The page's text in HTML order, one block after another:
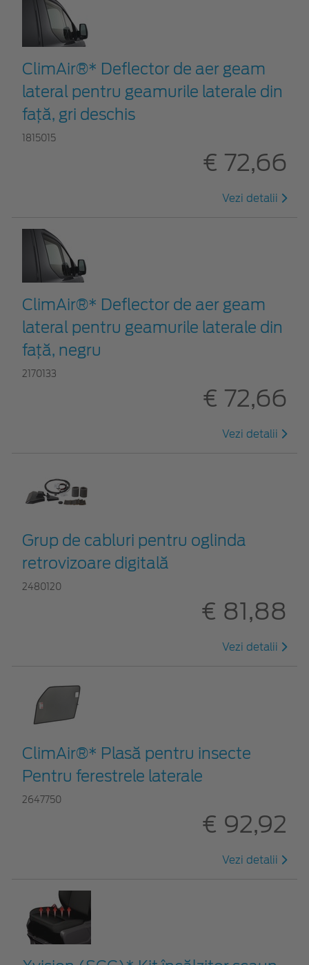
ClimAir®* Deflector de aer geam
lateral pentru geamurile laterale din
faţă, gri deschis
1815015
€ 72,66
Vezi detalii
ClimAir®* Deflector de aer geam
lateral pentru geamurile laterale din
faţă, negru
2170133
€ 72,66
Vezi detalii
Grup de cabluri pentru oglinda
retrovizoare digitală
2480120
€ 81,88
Vezi detalii
ClimAir®* Plasă pentru insecte
Pentru ferestrele laterale
2647750
€ 92,92
Vezi detalii